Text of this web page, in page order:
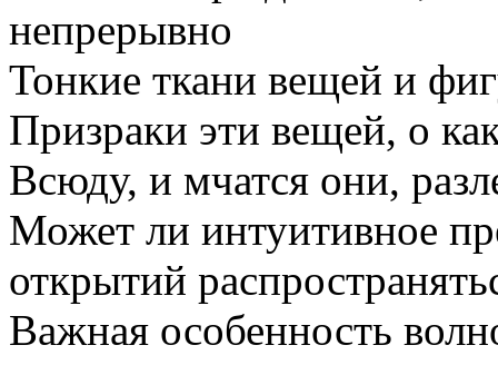
непрерывно
Тонкие ткани вещей и
Призраки эти вещей, о
Всюду, и мчатся они,
Может ли интуитивное
открытий
Важная особенность